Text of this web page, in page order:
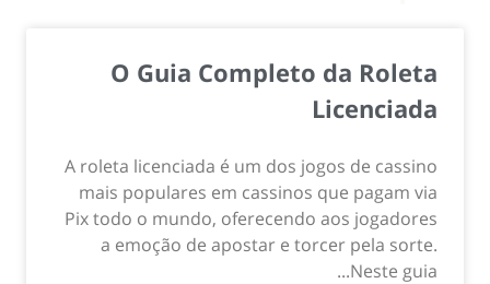
O Guia Completo da Roleta
Licenciada
A roleta licenciada é um dos jogos de cassino
mais populares em cassinos que pagam via
Pix todo o mundo, oferecendo aos jogadores
a emoção de apostar e torcer pela sorte.
Neste guia...